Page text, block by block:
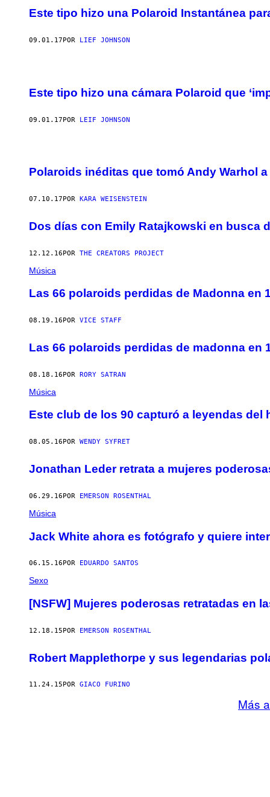
Este tipo hizo una Polaroid Instantánea
09.01.17 POR LIEF JOHNSON
Este tipo hizo una cámara Polaroid que
09.01.17POR LEIF JOHNSON
Polaroids inéditas que tomó Andy Warhol
07.10.17 POR KARA WEISENSTEIN
Dos días con Emily Ratajkowski en busca
12.12.16POR THE CREATORS PROJECT
Música
Las 66 polaroids perdidas de Madonna en
08.19.16 POR VICE STAFF
Las 66 polaroids perdidas de madonna en
08.18.16POR RORY SATRAN
Música
Este club de los 90 capturó a leyendas del
08.05.16 POR WENDY SYFRET
Jonathan Leder retrata a mujeres
06.29.16POR EMERSON ROSENTHAL
Música
Jack White ahora es fotógrafo y quiere
06.15.16 POR EDUARDO SANTOS
Sexo
[NSFW] Mujeres poderosas retratadas en
12.18.15POR EMERSON ROSENTHAL
Robert Mapplethorpe y sus legendarias
11.24.15 POR GIACO FURINO
Más